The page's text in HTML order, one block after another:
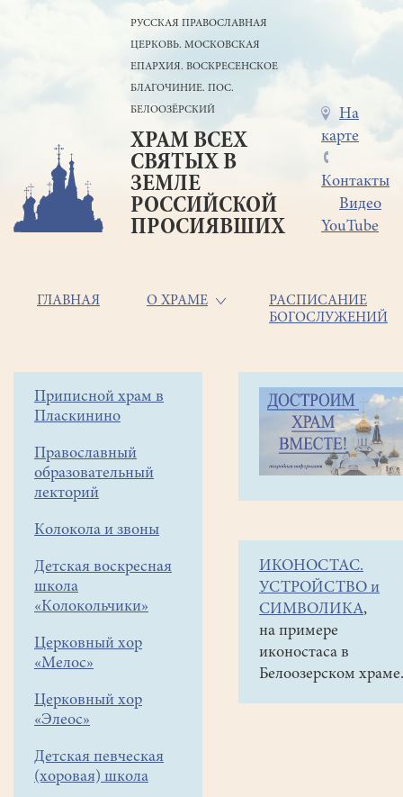
РУССКАЯ ПРАВОСЛАВНАЯ
ЦЕРКОВЬ. МОСКОВСКАЯ
ЕПАРХИЯ. ВОСКРЕСЕНСКОЕ
БЛАГОЧИНИЕ. ПОС.
БЕЛООЗЁРСКИЙ
ХРАМ ВСЕХ
СВЯТЫХ В
ЗЕМЛЕ
РОССИЙСКОЙ
ПРОСИЯВШИХ
Меню
в
шапке
На
карте
Контакты
Видео
YouTube
Основная
ГЛАВНАЯ О ХРАМЕ
РАСПИСАНИЕ
БОГОСЛУЖЕНИЙ
Боковое
меню
Приписной храм в
Пласкинино
Православный
образовательный
лекторий
Колокола и звоны
Детская воскресная
школа
«Колокольчики»
Церковный хор
«Мелос»
Церковный хор
«Элеос»
Детская певческая
(хоровая) школа
Строка
навигации
Объявления
28декабря
00
Конкурс
"Рождественские
граффити"
территории
ИКОНОСТАС.
УСТРОЙСТВО и
СИМВОЛИКА,
на примере
иконостаса в
Белоозерском храме.